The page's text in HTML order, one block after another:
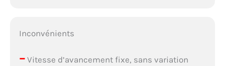
Inconvénients
–Vitesse d’avancement fixe, sans variation